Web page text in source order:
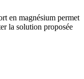
en magnésium permet
la solution proposée